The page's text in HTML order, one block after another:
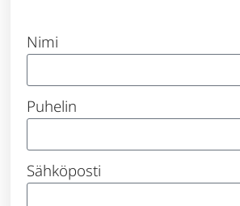
Nimi
Puhelin
Sähköposti